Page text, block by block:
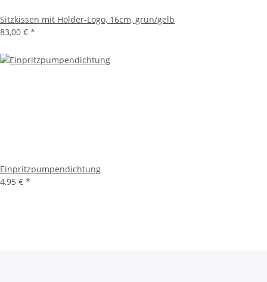
Sitzkissen mit Holder-Logo, 16cm, grün/gelb
83,00 € *
Einpritzpumpendichtung
4,95 € *